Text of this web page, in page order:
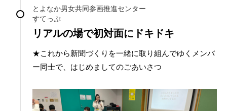
とよなか男女共同参画推進センター
すてっぷ
リアルの場で初対面にドキドキ
★これから新聞づくりを一緒に取り組んでゆくメンバ
ー同士で、はじめましてのごあいさつ